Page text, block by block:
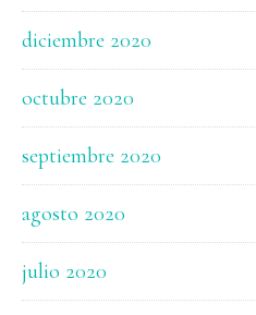
diciembre 2020
octubre 2020
septiembre 2020
agosto 2020
julio 2020